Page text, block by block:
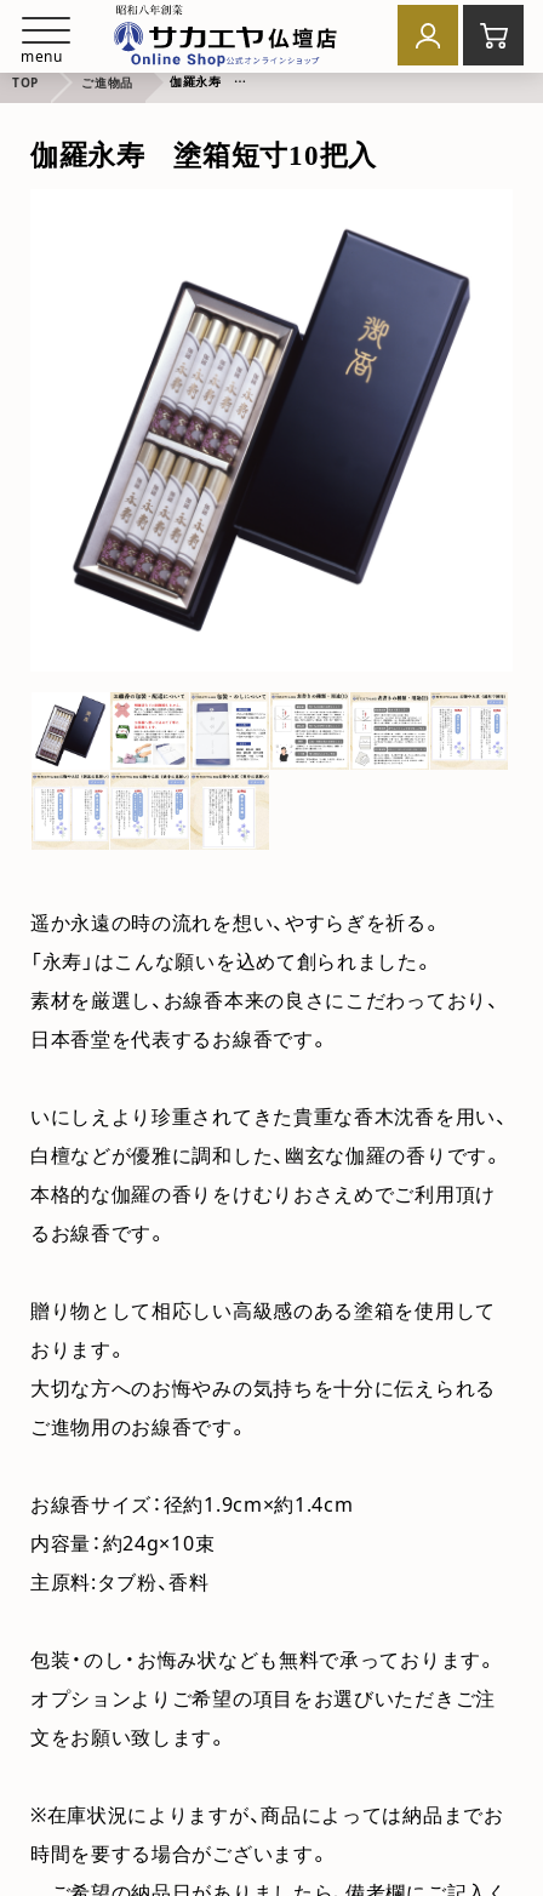
menu
TOP ご進物品 伽羅永寿 塗箱短寸10把入
伽羅永寿 塗箱短寸10把入
遥か永遠の時の流れを想い、やすらぎを祈る。
「永寿」はこんな願いを込めて創られました。
素材を厳選し、お線香本来の良さにこだわっており、
日本香堂を代表するお線香です。
いにしえより珍重されてきた貴重な香木沈香を用い、
白檀などが優雅に調和した、幽玄な伽羅の香りです。
本格的な伽羅の香りをけむりおさえめでご利用頂け
るお線香です。
贈り物として相応しい高級感のある塗箱を使用して
おります。
大切な方へのお悔やみの気持ちを十分に伝えられる
ご進物用のお線香です。
お線香サイズ：径約1.9cm×約1.4cm
内容量：約24g×10束
主原料:タブ粉、香料
包装・のし・お悔み状なども無料で承っております。
オプションよりご希望の項目をお選びいただきご注
文をお願い致します。
※在庫状況によりますが、商品によっては納品までお
時間を要する場合がございます。